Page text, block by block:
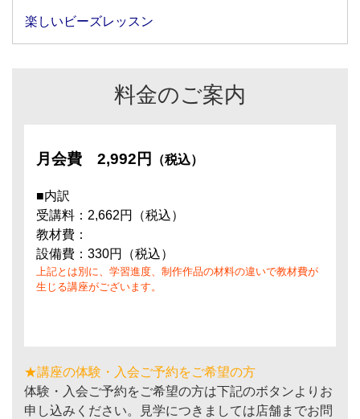
楽しいビーズレッスン
料金のご案内
月会費 2,992円 （税込）
■内訳
受講料：2,662円（税込）
教材費：
設備費：330円（税込）
上記とは別に、学習進度、制作作品の材料の違いで教材費が
生じる講座がございます。
★講座の体験・入会ご予約をご希望の方
体験・入会ご予約をご希望の方は下記のボタンよりお
申し込みください。見学につきましては店舗までお問